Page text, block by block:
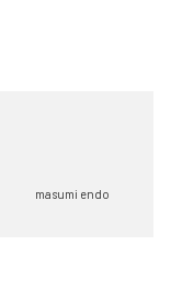
masumi endo